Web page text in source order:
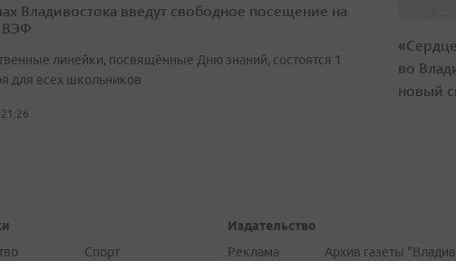
Владивостока введут свободное посещение на
ВЭФ
линейки, посвящённые Дню знаний, состоятся 1
для всех школьников
во
новый
Спорт
Издательство
Реклама
Архив газеты